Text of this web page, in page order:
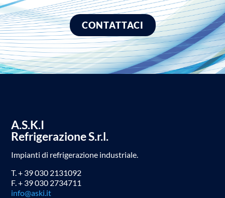
CONTATTACI
A.S.K.I
Refrigerazione S.r.l.
Impianti di refrigerazione industriale.
T. + 39 030 2131092
F. + 39 030 2734711
info@aski.it